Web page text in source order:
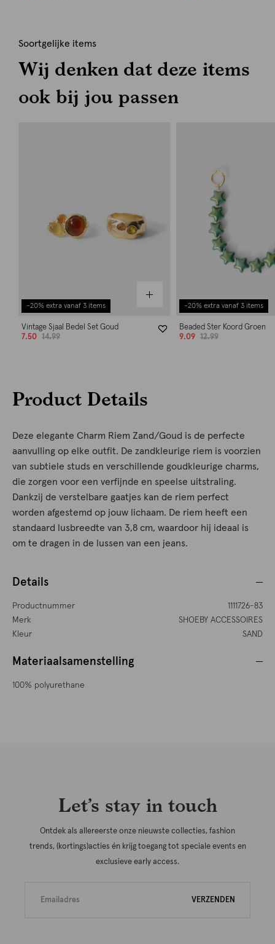
Soortgelijke items
Wij denken dat deze items
ook bij jou passen
-20% extra vanaf 3 items
Vintage Sjaal Bedel Set Goud
7.50
14.99
-20% extra vanaf 3 items
Beaded Ster Koord Groen
9.09
12.99
Product Details
Deze elegante Charm Riem Zand/Goud is de perfecte
aanvulling op elke outfit. De zandkleurige riem is voorzien
van subtiele studs en verschillende goudkleurige charms,
die zorgen voor een verfijnde en speelse uitstraling.
Dankzij de verstelbare gaatjes kan de riem perfect
worden afgestemd op jouw lichaam. De riem heeft een
standaard lusbreedte van 3,8 cm, waardoor hij ideaal is
om te dragen in de lussen van een jeans.
Details
Productnummer
1111726-83
Merk
SHOEBY ACCESSOIRES
Kleur
SAND
Materiaalsamenstelling
100% polyurethane
Let’s stay in touch
Ontdek als allereerste onze nieuwste collecties, fashion
trends, (kortings)acties én krijg toegang tot speciale events en
exclusieve early access.
VERZENDEN